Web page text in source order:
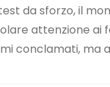
da sforzo, il
attenzione
conclamati,